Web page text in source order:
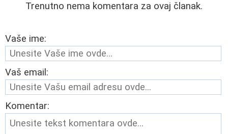
Trenutno nema komentara za ovaj članak.
Vaše ime:
Vaš email:
Komentar: